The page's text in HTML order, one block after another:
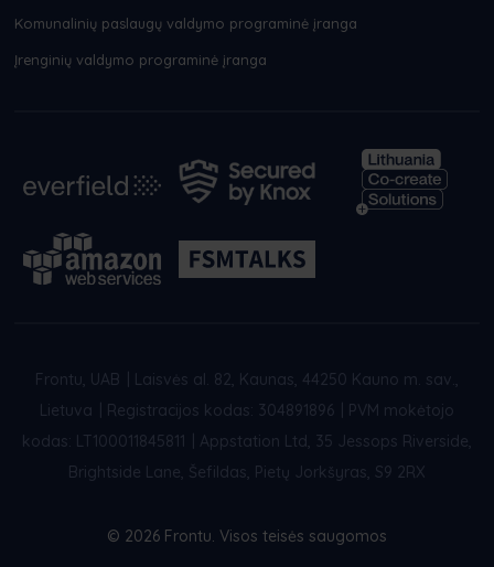
Komunalinių paslaugų valdymo programinė įranga
Įrenginių valdymo programinė įranga
Frontu, UAB
Laisvės al. 82, Kaunas, 44250 Kauno m. sav.,
Lietuva
Registracijos kodas: 304891896
PVM mokėtojo
kodas: LT100011845811
Appstation Ltd, 35 Jessops Riverside,
Brightside Lane, Šefildas, Pietų Jorkšyras, S9 2RX
© 2026 Frontu. Visos teisės saugomos